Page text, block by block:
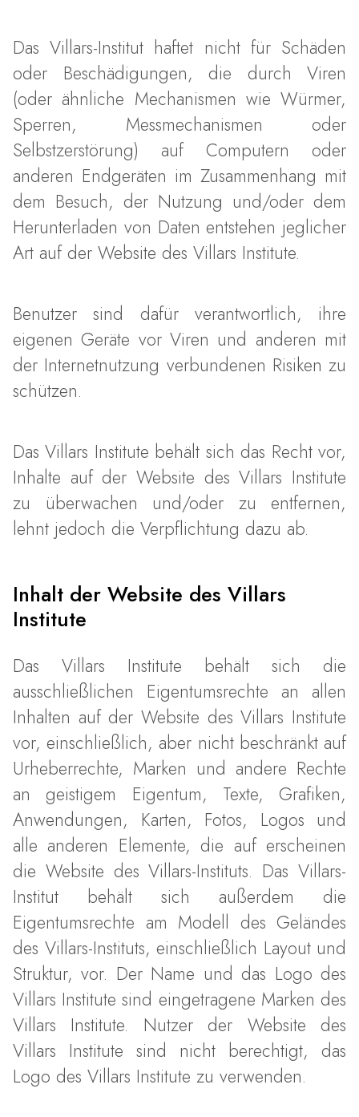
Das Villars-Institut haftet nicht für Schäden
oder Beschädigungen, die durch Viren
(oder ähnliche Mechanismen wie Würmer,
Sperren, Messmechanismen oder
Selbstzerstörung) auf Computern oder
anderen Endgeräten im Zusammenhang mit
dem Besuch, der Nutzung und/oder dem
Herunterladen von Daten entstehen jeglicher
Art auf der Website des Villars Institute.
Benutzer sind dafür verantwortlich, ihre
eigenen Geräte vor Viren und anderen mit
der Internetnutzung verbundenen Risiken zu
schützen.
Das Villars Institute behält sich das Recht vor,
Inhalte auf der Website des Villars Institute
zu überwachen und/oder zu entfernen,
lehnt jedoch die Verpflichtung dazu ab.
Inhalt der Website des Villars
Institute
Das Villars Institute behält sich die
ausschließlichen Eigentumsrechte an allen
Inhalten auf der Website des Villars Institute
vor, einschließlich, aber nicht beschränkt auf
Urheberrechte, Marken und andere Rechte
an geistigem Eigentum, Texte, Grafiken,
Anwendungen, Karten, Fotos, Logos und
alle anderen Elemente, die auf erscheinen
die Website des Villars-Instituts. Das Villars-
Institut behält sich außerdem die
Eigentumsrechte am Modell des Geländes
des Villars-Instituts, einschließlich Layout und
Struktur, vor. Der Name und das Logo des
Villars Institute sind eingetragene Marken des
Villars Institute. Nutzer der Website des
Villars Institute sind nicht berechtigt, das
Logo des Villars Institute zu verwenden.